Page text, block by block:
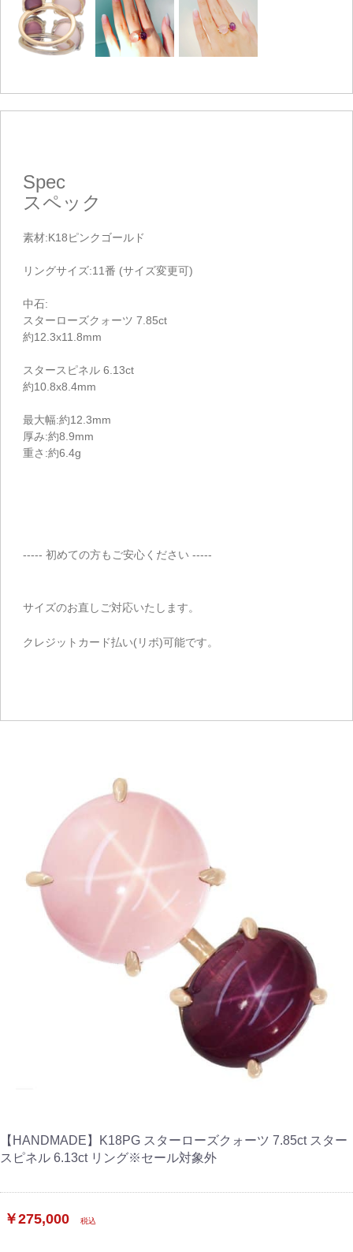
Spec
スペック
素材:K18ピンクゴールド
リングサイズ:11番 (サイズ変更可)
中石:
スターローズクォーツ 7.85ct
約12.3x11.8mm
スタースピネル 6.13ct
約10.8x8.4mm
最大幅:約12.3mm
厚み:約8.9mm
重さ:約6.4g
----- 初めての方もご安心ください -----
サイズのお直しご対応いたします。
クレジットカード払い(リボ)可能です。
【HANDMADE】K18PG スターローズクォーツ 7.85ct スター
スピネル 6.13ct リング※セール対象外
￥275,000 税込